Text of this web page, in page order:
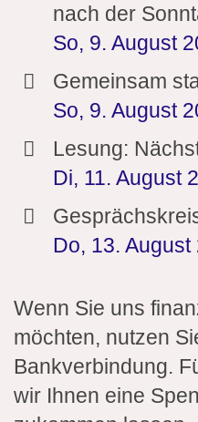
nach der
So, 9. August
Gemeinsam
So, 9. August
Lesung:
Di, 11. August
Do, 13. August
Wenn Sie uns
möchten, nutzen
Bankverbindung.
wir Ihnen eine